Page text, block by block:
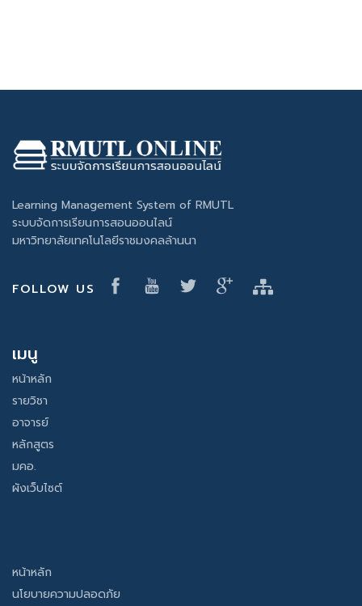
Learning Management System of RMUTL
ระบบจัดการเรียนการสอนออนไลน์
มหาวิทยาลัยเทคโนโลยีราชมงคลล้านนา
FOLLOW US
เมนู
หน้าหลัก
รายวิชา
อาจารย์
หลักสูตร
มคอ.
ผังเว็บไซต์
หน้าหลัก
นโยบายความปลอดภัย